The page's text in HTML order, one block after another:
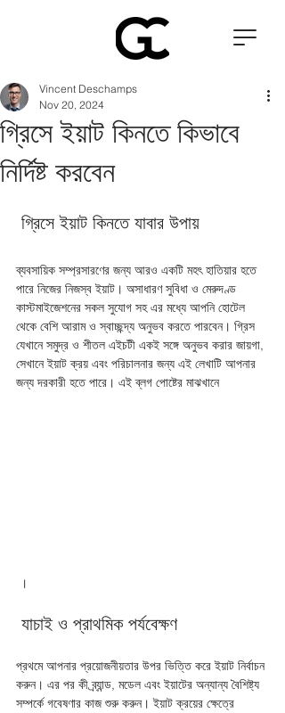
গ্রিসে ইয়াট কিনতে কিভাবে
নির্দিষ্ট করবেন
Vincent Deschamps
Nov 20, 2024
গ্রিসে ইয়াট কিনতে যাবার উপায়
ব্যবসায়িক সম্প্রসারণের জন্য আরও একটি মহৎ হাতিয়ার হতে
পারে নিজের নিজস্ব ইয়াট। অসাধারণ সুবিধা ও মেরুদণ্ড
কাস্টমাইজেশনের সকল সুযোগ সহ এর মধ্যে আপনি হোটেল
থেকে বেশি আরাম ও স্বাচ্ছন্দ্য অনুভব করতে পারবেন। গ্রিস
যেখানে সমুদ্র ও শীতল এইচটী একই সঙ্গে অনুভব করার জায়গা,
সেখানে ইয়াট ক্রয় এবং পরিচালনার জন্য এই লেখাটি আপনার
জন্য দরকারী হতে পারে। এই ব্লগ পোষ্টের মাঝখানে
।
যাচাই ও প্রাথমিক পর্যবেক্ষণ
প্রথমে আপনার প্রয়োজনীয়তার উপর ভিত্তি করে ইয়াট নির্বাচন
করুন। এর পর কী ব্র্যান্ড, মডেল এবং ইয়াটের অন্যান্য বৈশিষ্ট্য
সম্পর্কে গবেষণার কাজ শুরু করুন। ইয়াট ক্রয়ের ক্ষেত্রে